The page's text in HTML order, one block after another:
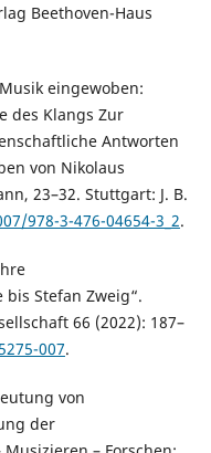
Beethoven-Haus
eingewoben:
des Klangs Zur
Antworten
von Nikolaus
23–32. Stuttgart: J. B.
978-3-476-04654-3_2.
bis Stefan Zweig“.
66 (2022): 187–
007.
von
der